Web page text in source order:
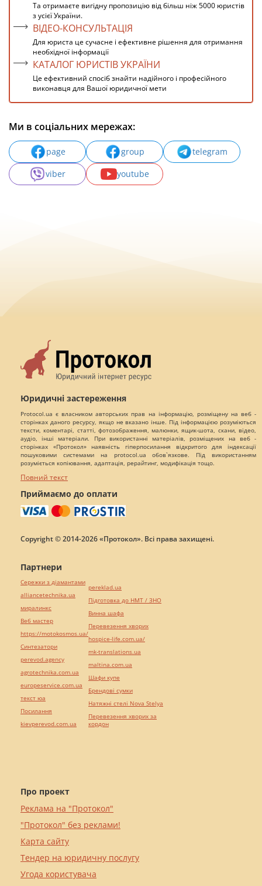
Та отримаєте вигідну пропозицію від більш ніж 5000 юристів
з усієї України.
ВІДЕО-КОНСУЛЬТАЦІЯ
Для юриста це сучасне і ефективне рішення для отримання
необхідної інформації
КАТАЛОГ ЮРИСТІВ УКРАЇНИ
Це ефективний спосіб знайти надійного і професійного
виконавця для Вашої юридичної мети
Ми в соціальних мережах:
page group
telegram
viber
youtube
Юридичні застереження
Protocol.ua є власником авторських прав на інформацію, розміщену на веб -
сторінках даного ресурсу, якщо не вказано інше. Під інформацією розуміються
тексти, коментарі, статті, фотозображення, малюнки, ящик-шота, скани, відео,
аудіо, інші матеріали. При використанні матеріалів, розміщених на веб -
сторінках «Протокол» наявність гіперпосилання відкритого для індексації
пошуковими системами на protocol.ua обов`язкове. Під використанням
розуміється копіювання, адаптація, рерайтинг, модифікація тощо.
Повний текст
Приймаємо до оплати
Copyright © 2014-2026 «Протокол». Всі права захищені.
Про проект
Реклама на "Протокол"
"Протокол" без реклами!
Карта сайту
Тендер на юридичну послугу
Угода користувача
Партнери
Сережки з діамантами
alliancetechnika.ua
миралинкс
Веб мастер
https://motokosmos.ua/
Синтезатори
perevod.agency
agrotechnika.com.ua
europeservice.com.ua
текст юа
Посилання
kievperevod.com.ua
pereklad.ua
Підготовка до НМТ / ЗНО
Винна шафа
Перевезення хворих
hospice-life.com.ua/
mk-translations.ua
maltina.com.ua
Шафи купе
Брендові сумки
Натяжні стелі Nova Stelya
Перевезення хворих за
кордон